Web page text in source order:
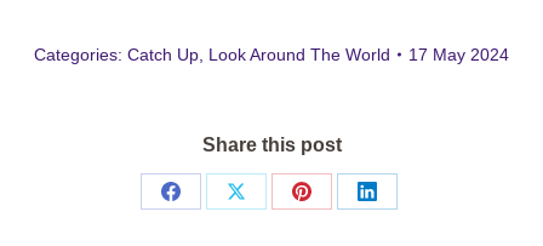
Categories: Catch Up Look Around The World 17 May 2024
Share this post
Share
Share
Share
Share